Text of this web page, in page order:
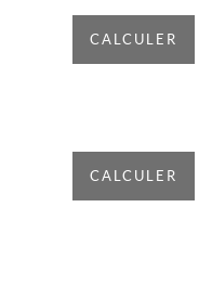
CALCULER
CALCULER